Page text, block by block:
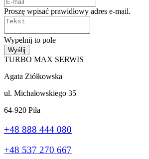
Proszę wpisać prawidłowy adres e-mail.
Wypełnij to pole
Wyślij
TURBO MAX SERWIS
Agata Ziółkowska
ul. Michałowskiego 35
64-920 Piła
+48 888 444 080
+48 537 270 667